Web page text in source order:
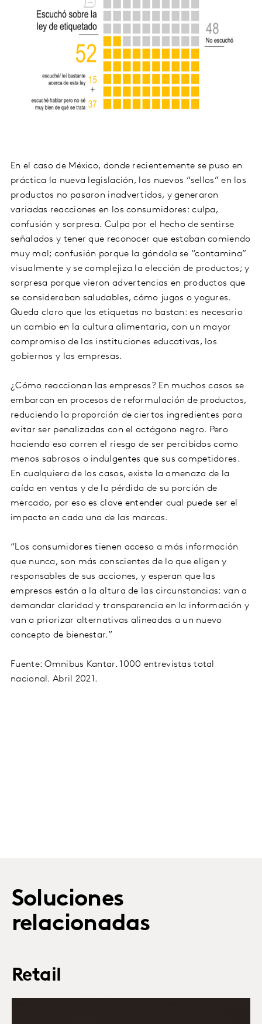
En el caso de México, donde recientemente se puso en
práctica la nueva legislación, los nuevos “sellos” en los
productos no pasaron inadvertidos, y generaron
variadas reacciones en los consumidores: culpa,
confusión y sorpresa. Culpa por el hecho de sentirse
señalados y tener que reconocer que estaban comiendo
muy mal; confusión porque la góndola se “contamina”
visualmente y se complejiza la elección de productos; y
sorpresa porque vieron advertencias en productos que
se consideraban saludables, cómo jugos o yogures.
Queda claro que las etiquetas no bastan: es necesario
un cambio en la cultura alimentaria, con un mayor
compromiso de las instituciones educativas, los
gobiernos y las empresas.
¿Cómo reaccionan las empresas? En muchos casos se
embarcan en procesos de reformulación de productos,
reduciendo la proporción de ciertos ingredientes para
evitar ser penalizadas con el octágono negro. Pero
haciendo eso corren el riesgo de ser percibidos como
menos sabrosos o indulgentes que sus competidores.
En cualquiera de los casos, existe la amenaza de la
caída en ventas y de la pérdida de su porción de
mercado, por eso es clave entender cual puede ser el
impacto en cada una de las marcas.
“Los consumidores tienen acceso a más información
que nunca, son más conscientes de lo que eligen y
responsables de sus acciones, y esperan que las
empresas están a la altura de las circunstancias: van a
demandar claridad y transparencia en la información y
van a priorizar alternativas alineadas a un nuevo
concepto de bienestar.”
Fuente: Omnibus Kantar. 1000 entrevistas total
nacional. Abril 2021.
Soluciones
relacionadas
Retail